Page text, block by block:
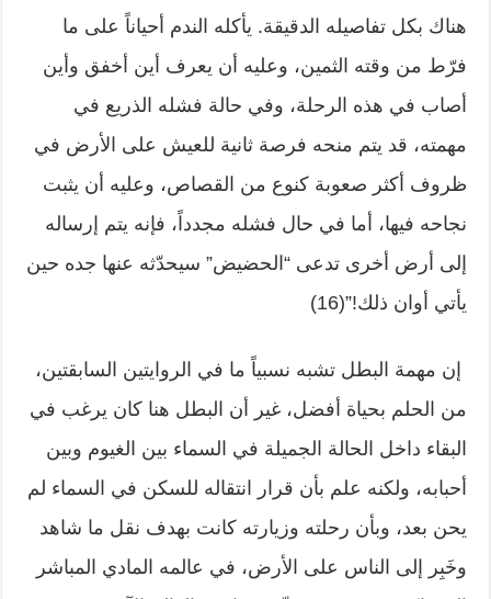
هناك بكل تفاصيله الدقيقة. يأكله الندم أحياناً على ما
فرّط من وقته الثمين، وعليه أن يعرف أين أخفق وأين
أصاب في هذه الرحلة، وفي حالة فشله الذريع في
مهمته، قد يتم منحه فرصة ثانية للعيش على الأرض في
ظروف أكثر صعوبة كنوع من القصاص، وعليه أن يثبت
نجاحه فيها، أما في حال فشله مجدداً، فإنه يتم إرساله
إلى أرض أخرى تدعى “الحضيض” سيحدّثه عنها جده حين
يأتي أوان ذلك!”(16)
إن مهمة البطل تشبه نسبياً ما في الروايتين السابقتين،
من الحلم بحياة أفضل، غير أن البطل هنا كان يرغب في
البقاء داخل الحالة الجميلة في السماء بين الغيوم وبين
أحبابه، ولكنه علم بأن قرار انتقاله للسكن في السماء لم
يحن بعد، وبأن رحلته وزيارته كانت بهدف نقل ما شاهد
وخَبِر إلى الناس على الأرض، في عالمه المادي المباشر